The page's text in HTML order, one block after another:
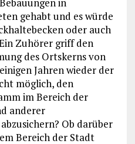
in
gehabt und es würde
oder auch
Zuhörer griff den
des Ortskerns von
Jahren wieder der
möglich, den
im Bereich der
anderer
Ob darüber
Bereich der Stadt